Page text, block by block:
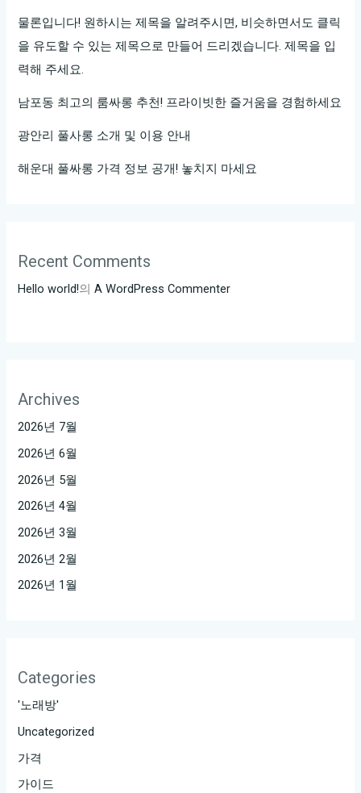
물론입니다! 원하시는 제목을 알려주시면, 비슷하면서도 클릭
을 유도할 수 있는 제목으로 만들어 드리겠습니다. 제목을 입
력해 주세요.
남포동 최고의 룸싸롱 추천! 프라이빗한 즐거움을 경험하세요
광안리 풀사롱 소개 및 이용 안내
해운대 풀싸롱 가격 정보 공개! 놓치지 마세요
Recent Comments
Hello world!의A WordPress Commenter
Archives
2026년 7월
2026년 6월
2026년 5월
2026년 4월
2026년 3월
2026년 2월
2026년 1월
Categories
'노래방'
Uncategorized
가격
가이드